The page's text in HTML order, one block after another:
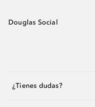
Douglas Social
¿Tienes dudas?